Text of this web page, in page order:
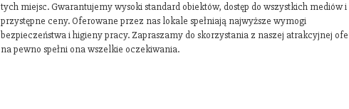
tych miejsc. Gwarantujemy wysoki standard obiektów, dostęp do wszystkich mediów i
przystępne ceny. Oferowane przez nas lokale spełniają najwyższe wymogi
bezpieczeństwa i higieny pracy. Zapraszamy do skorzystania z naszej atrakcyjnej
na pewno spełni ona wszelkie oczekiwania.